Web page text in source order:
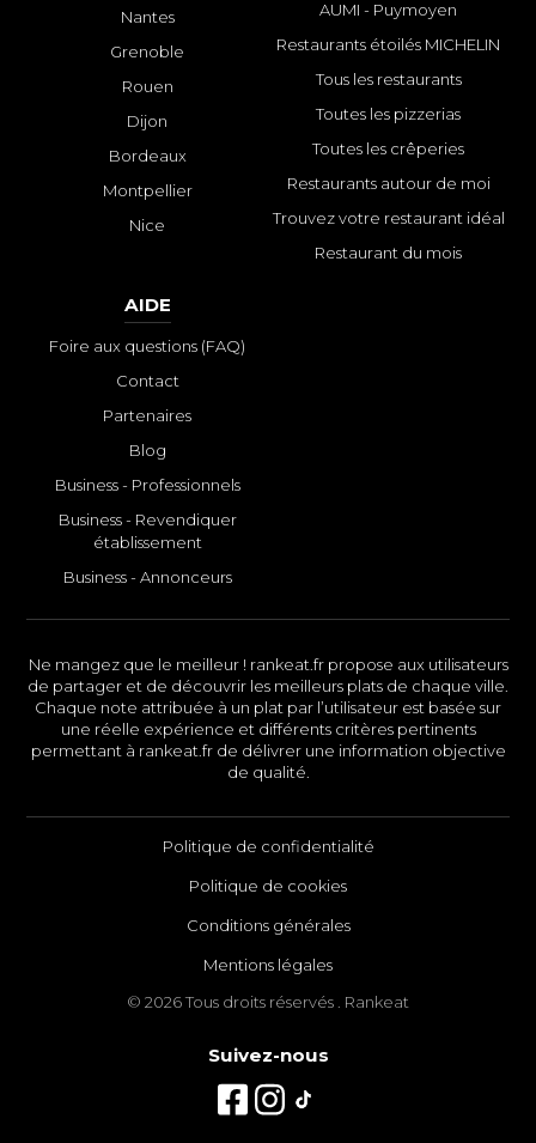
Nantes
Grenoble
Rouen
Dijon
Bordeaux
Montpellier
Nice
AUMI - Puymoyen
Restaurants étoilés MICHELIN
Tous les restaurants
Toutes les pizzerias
Toutes les crêperies
Restaurants autour de moi
Trouvez votre restaurant idéal
Restaurant du mois
AIDE
Foire aux questions (FAQ)
Contact
Partenaires
Blog
Business - Professionnels
Business - Revendiquer
établissement
Business - Annonceurs
Ne mangez que le meilleur ! rankeat.fr propose aux utilisateurs
de partager et de découvrir les meilleurs plats de chaque ville.
Chaque note attribuée à un plat par l’utilisateur est basée sur
une réelle expérience et différents critères pertinents
permettant à rankeat.fr de délivrer une information objective
de qualité.
Politique de confidentialité
Politique de cookies
Conditions générales
Mentions légales
© 2026 Tous droits réservés . Rankeat
Suivez-nous